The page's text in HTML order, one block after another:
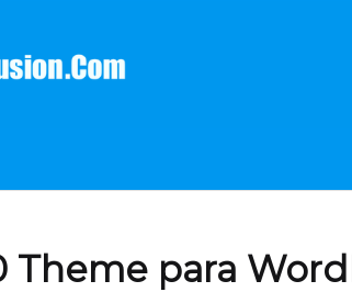
Theme para